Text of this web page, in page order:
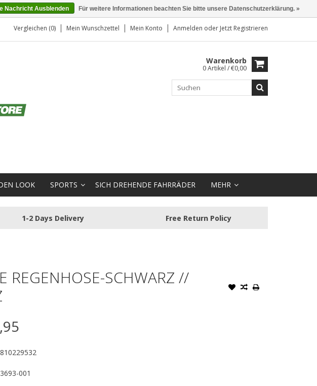
Vergleichen (0) Mein Wunschzettel Mein Konto Anmelden oder Jetzt Registrieren
Warenkorb
0 Artikel / €0,00
LOOK SPORTS SICH DREHENDE FAHRRÄDER MEHR
1-2 Days Delivery Free Return Policy
REGENHOSE-SCHWARZ //
001
Nachricht Ausblenden Für weitere Informationen beachten Sie bitte unsere Datenschutzerklärung. »